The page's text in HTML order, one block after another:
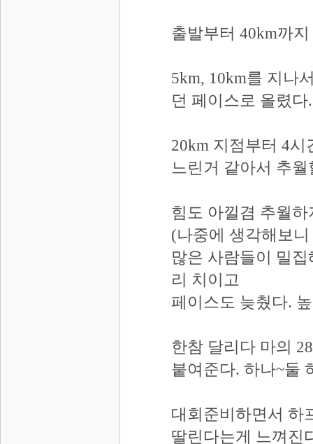
출발부터 40km까
5km, 10km를 지나
던 페이스로 올렸다.
20km 지점부터 4
느린거 같아서 추
힘도 아낄겸 추월
(나중에 생각해보
많은 사람들이 밀
리 치이고
페이스도 늦췄다.
한참 달리다 마의
붙여준다. 하나~둘
대회준비하면서 하
딸린다는게 느껴진